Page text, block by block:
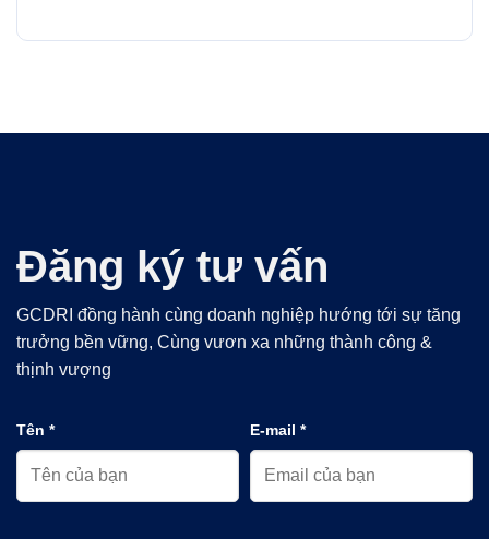
Đăng ký tư vấn
GCDRI đồng hành cùng doanh nghiệp hướng tới sự tăng
trưởng bền vững, Cùng vươn xa những thành công &
thịnh vượng
Tên * E-mail *